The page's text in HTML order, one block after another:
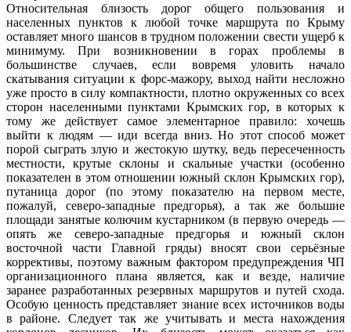
Относительная близость дорог общего пользования и
населенных пунктов к любой точке маршрута по Крыму
оставляет много шансов в трудном положении свести ущерб к
минимуму. При возникновении в горах проблемы в
большинстве случаев, если вовремя уловить начало
скатывания ситуации к форс-мажору, выход найти несложно
уже просто в силу компактности, плотно окруженных со всех
сторон населенными пунктами Крымских гор, в которых к
тому же действует самое элементарное правило: хочешь
выйти к людям — иди всегда вниз. Но этот способ может
порой сыграть злую и жестокую шутку, ведь пересеченность
местности, крутые склоны и скальные участки (особенно
показателен в этом отношении южный склон Крымских гор),
путаница дорог (по этому показателю на первом месте,
пожалуй, северо-западные предгорья), а так же большие
площади занятые колючим кустарником (в первую очередь —
опять же северо-западные предгорья и южный склон
восточной части Главной гряды) вносят свои серьёзные
коррективы, поэтому важным фактором предупреждения ЧП
организационного плана является, как и везде, наличие
заранее разработанных резервных маршрутов и путей схода.
Особую ценность представляет знание всех источников воды
в районе. Следует так же учитывать и места нахождения